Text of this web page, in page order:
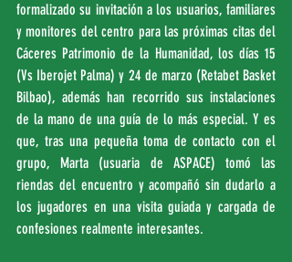
formalizado su invitación a los usuarios, familiares
y monitores del centro para las próximas citas del
Cáceres Patrimonio de la Humanidad, los días 15
(Vs Iberojet Palma) y 24 de marzo (Retabet Basket
Bilbao), además han recorrido sus instalaciones
de la mano de una guía de lo más especial. Y es
que, tras una pequeña toma de contacto con el
grupo, Marta (usuaria de ASPACE) tomó las
riendas del encuentro y acompañó sin dudarlo a
los jugadores en una visita guiada y cargada de
confesiones realmente interesantes.